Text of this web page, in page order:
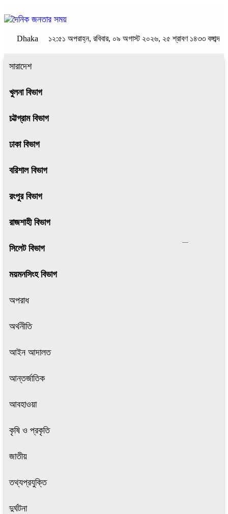
Dhaka ১২:৫১ অপরাহ্ন, রবিবার, ০৯ অগাস্ট ২০২৬, ২৫ শ্রাবণ ১৪৩৩ বঙ্গাব্দ
সারাদেশ
খুলনা বিভাগ
চট্টগ্রাম বিভাগ
ঢাকা বিভাগ
বরিশাল বিভাগ
রংপুর বিভাগ
রাজশাহী বিভাগ
সিলেট বিভাগ
ময়মনসিংহ বিভাগ
অপরাধ
অর্থনীতি
আইন আদালত
আন্তর্জাতিক
আবহাওয়া
কৃষি ও প্রকৃতি
জাতীয়
তথ্যপ্রযুক্তি
দুর্ঘটনা